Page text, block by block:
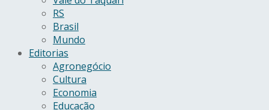
RS
Brasil
Mundo
Editorias
Agronegócio
Cultura
Economia
Educação